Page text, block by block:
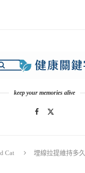
keep your memories alive
Cat
埋線拉提維持多